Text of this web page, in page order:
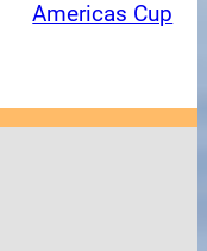
Americas Cup